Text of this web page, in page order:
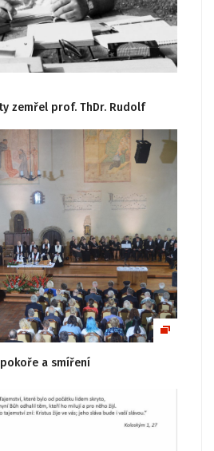
zemřel prof. ThDr. Rudolf
a smíření